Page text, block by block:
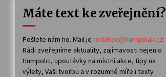
Máte text ke zveřejnění?
Pošlete nám ho. Mail je redakce@humpolak.cz
Rádi zveřejníme aktuality, zajímavosti nejen o
Humpolci, upoutávky na místní akce, tipy na
výlety, Vaši tvorbu a v rozumné míře i texty